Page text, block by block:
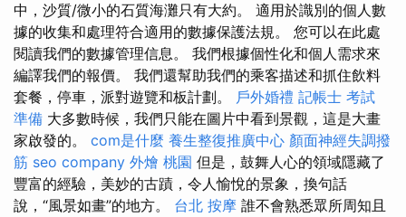
中，沙質/微小的石質海灘只有大約。 適用於識別的個人數
據的收集和處理符合適用的數據保護法規。 您可以在此處
閱讀我們的數據管理信息。 我們根據個性化和個人需求來
編譯我們的報價。 我們還幫助我們的乘客描述和抓住飲料
套餐，停車，派對遊覽和板計劃。 戶外婚禮 記帳士 考試
準備 大多數時候，我們只能在圖片中看到景觀，這是大畫
家啟發的。 com是什麼 養生整復推廣中心 顏面神經失調撥
筋 seo company 外燴 桃園 但是，鼓舞人心的領域隱藏了
豐富的經驗，美妙的古蹟，令人愉悅的景象，換句話
說，“風景如畫”的地方。 台北 按摩 誰不會熟悉眾所周知且